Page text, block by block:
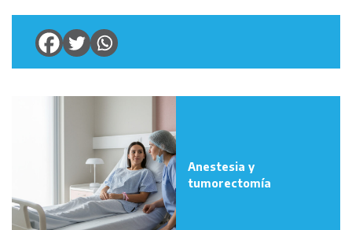
Anestesia y
tumorectomía